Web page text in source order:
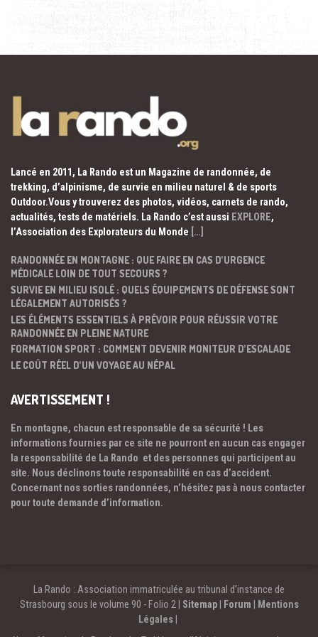
Lancé en 2011, La Rando est un Magazine de randonnée, de
trekking, d’alpinisme, de survie en milieu naturel & de sports
Outdoor.Vous y trouverez des photos, vidéos, carnets de rando,
actualités, tests de matériels. La Rando c’est aussi EXPLORE,
l’Association des Explorateurs du Monde […]
RANDONNÉE EN MONTAGNE : QUE FAIRE EN CAS D’URGENCE
MÉDICALE LOIN DE TOUT SECOURS ?
SURVIE EN MILIEU ISOLÉ : QUELS ÉQUIPEMENTS DE DÉFENSE SONT
LÉGALEMENT AUTORISÉS ?
LES ÉLÉMENTS ESSENTIELS À PRÉVOIR POUR RÉUSSIR VOTRE
RANDONNÉE EN PLEINE NATURE
FORMATION SPORT : COMMENT DEVENIR MONITEUR D’ESCALADE
LE COÛT RÉEL D’UN VOYAGE AU NÉPAL
AVERTISSEMENT !
En montagne, chacun est responsable de sa sécurité ! Les
informations fournies par ce site ne pourront en aucun cas engager
la responsabilité de La Rando et des personnes qui participent au
site. Nous déclinons toute responsabilité en cas d’accident.
Concernant nos sorties randonnées, n’hésitez pas à nous contacter
pour toute demande d’information.
La Rando : Association immatriculée au tribunal d’instance de
Strasbourg sous le volume 90 - Folio 2 | Sitemap| Forum
Mentions
Légales